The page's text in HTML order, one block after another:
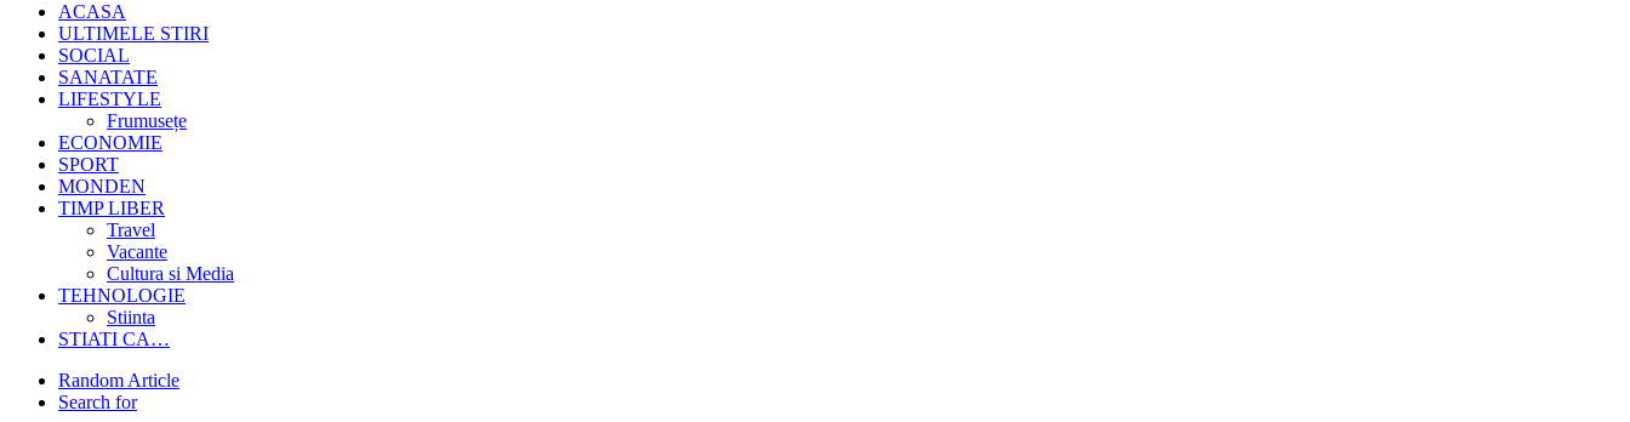
ACASA
ULTIMELE STIRI
SOCIAL
SANATATE
LIFESTYLE
Frumusețe
ECONOMIE
SPORT
MONDEN
TIMP LIBER
Travel
Vacante
Cultura si Media
TEHNOLOGIE
Stiinta
STIATI CA…
Random Article
Search for